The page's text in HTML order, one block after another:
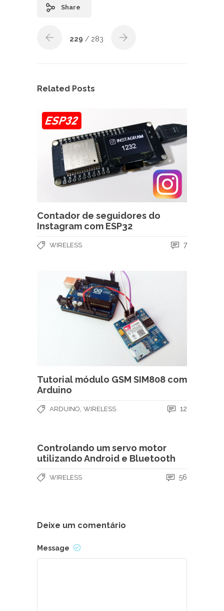
Share
229 / 283
Related Posts
Contador de seguidores do
Instagram com ESP32
WIRELESS 7
Tutorial módulo GSM SIM808 com
Arduino
ARDUINO WIRELESS 12
Controlando um servo motor
utilizando Android e Bluetooth
WIRELESS 56
Deixe um comentário
Message